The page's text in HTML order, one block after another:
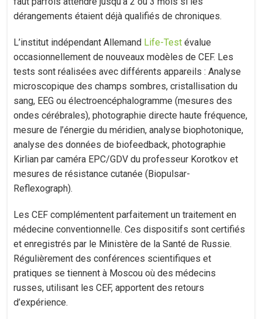
dérangements étaient déjà qualifiés de chroniques.
L’institut indépendant Allemand Life-Test évalue
occasionnellement de nouveaux modèles de CEF. Les
tests sont réalisées avec différents appareils : Analyse
microscopique des champs sombres, cristallisation du
sang, EEG ou électroencéphalogramme (mesures des
ondes cérébrales), photographie directe haute fréquence,
mesure de l’énergie du méridien, analyse biophotonique,
analyse des données de biofeedback, photographie
Kirlian par caméra EPC/GDV du professeur Korotkov et
mesures de résistance cutanée (Biopulsar-
Reflexograph).
Les CEF complémentent parfaitement un traitement en
médecine conventionnelle. Ces dispositifs sont certifiés
et enregistrés par le Ministère de la Santé de Russie.
Régulièrement des conférences scientifiques et
pratiques se tiennent à Moscou où des médecins
russes, utilisant les CEF, apportent des retours
d’expérience.